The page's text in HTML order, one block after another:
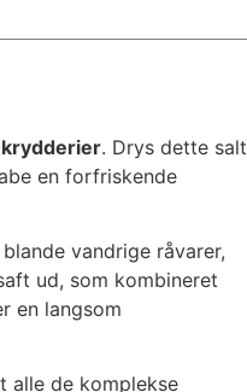
krydderier. Drys dette salt
en forfriskende
vandrige råvarer,
ud, som kombineret
en langsom
alle de komplekse